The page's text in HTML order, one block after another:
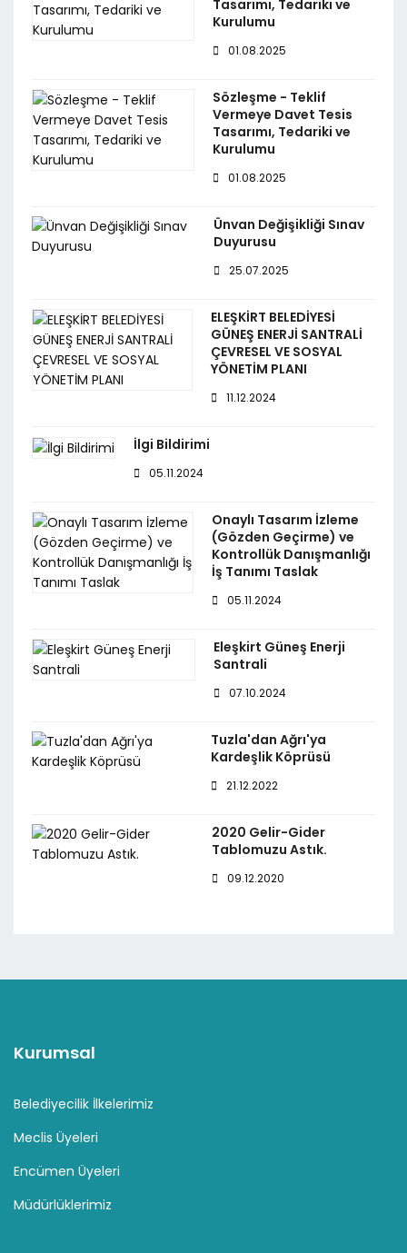
Tasarımı, Tedariki ve
Kurulumu
01.08.2025
Sözleşme - Teklif
Vermeye Davet Tesis
Tasarımı, Tedariki ve
Kurulumu
01.08.2025
Ünvan Değişikliği Sınav
Duyurusu
25.07.2025
ELEŞKİRT BELEDİYESİ
GÜNEŞ ENERJİ SANTRALİ
ÇEVRESEL VE SOSYAL
YÖNETİM PLANI
11.12.2024
İlgi Bildirimi
05.11.2024
Onaylı Tasarım İzleme
(Gözden Geçirme) ve
Kontrollük Danışmanlığı
İş Tanımı Taslak
05.11.2024
Eleşkirt Güneş Enerji
Santrali
07.10.2024
Tuzla'dan Ağrı'ya
Kardeşlik Köprüsü
21.12.2022
2020 Gelir-Gider
Tablomuzu Astık.
09.12.2020
Kurumsal
Belediyecilik İlkelerimiz
Meclis Üyeleri
Encümen Üyeleri
Müdürlüklerimiz